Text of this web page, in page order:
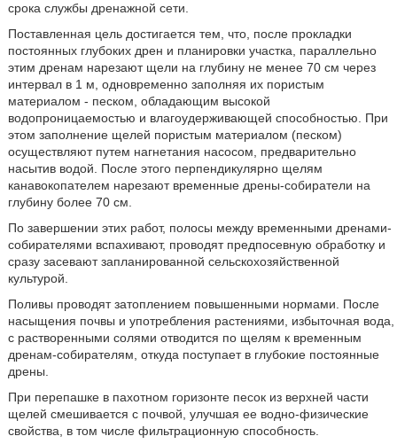
срока службы дренажной сети.
Поставленная цель достигается тем, что, после прокладки
постоянных глубоких дрен и планировки участка, параллельно
этим дренам нарезают щели на глубину не менее 70 см через
интервал в 1 м, одновременно заполняя их пористым
материалом - песком, обладающим высокой
водопроницаемостью и влагоудерживающей способностью. При
этом заполнение щелей пористым материалом (песком)
осуществляют путем нагнетания насосом, предварительно
насытив водой. После этого перпендикулярно щелям
канавокопателем нарезают временные дрены-собиратели на
глубину более 70 см.
По завершении этих работ, полосы между временными дренами-
собирателями вспахивают, проводят предпосевную обработку и
сразу засевают запланированной сельскохозяйственной
культурой.
Поливы проводят затоплением повышенными нормами. После
насыщения почвы и употребления растениями, избыточная вода,
с растворенными солями отводится по щелям к временным
дренам-собирателям, откуда поступает в глубокие постоянные
дрены.
При перепашке в пахотном горизонте песок из верхней части
щелей смешивается с почвой, улучшая ее водно-физические
свойства, в том числе фильтрационную способность.